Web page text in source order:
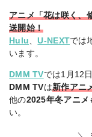
アニメ「花は咲く、
送開始！
Hulu、U-NEXTでは
います。
DMM TVでは1月12
DMM TVは新作アニ
他の2025年冬アニメ
い。